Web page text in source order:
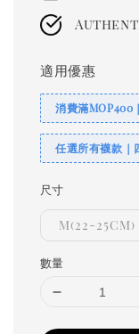
適用優惠
消費滿MOP400
任選所有襪款｜
尺寸
M(22-25CM)
數量